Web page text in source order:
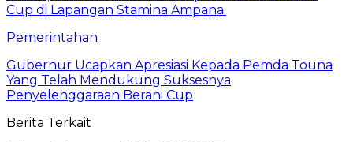
Pemerintahan
Gubernur Ucapkan Apresiasi Kepada Pemda Touna
Yang Telah Mendukung Suksesnya
Penyelenggaraan Berani Cup
Berita Terkait